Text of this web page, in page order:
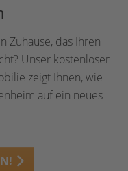
Zuhause, das Ihren
Unser kostenloser
zeigt Ihnen, wie
auf ein neues